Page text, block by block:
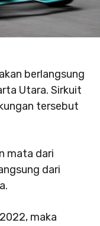
berlangsung
Utara. Sirkuit
tersebut
mata dari
dari
maka